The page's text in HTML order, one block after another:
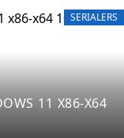
SERIALERS
11 X86-X64